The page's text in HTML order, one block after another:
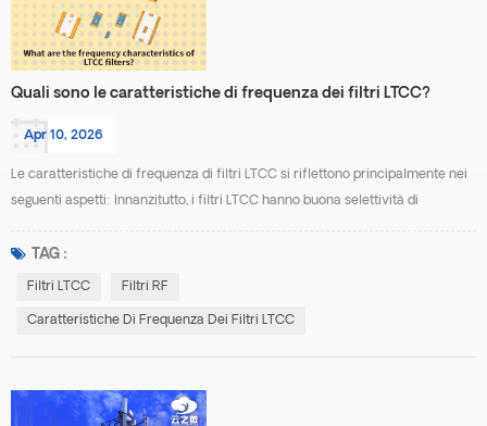
Quali sono le caratteristiche di frequenza dei filtri LTCC?
Apr 10, 2026
Le caratteristiche di frequenza di filtri LTCC si riflettono principalmente nei
seguenti aspetti: Innanzitutto, i filtri LTCC hanno buona selettività di
all'interno di un substrato ceramico multistrato, è possibile realizzare
strutture di filtro di ordine elevato. Ciò consente una bassa perdita di
TAG :
Filtri LTCC Filtri RF
Caratteristiche Di Frequenza Dei Filtri LTCC